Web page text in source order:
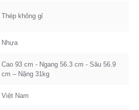
Thép không gỉ
Nhựa
Cao 93 cm - Ngang 56.3 cm - Sâu 56.9
cm – Nặng 31kg
Việt Nam